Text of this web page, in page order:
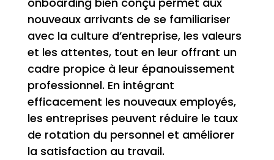
nouveaux arrivants de se familiariser
avec la culture d’entreprise, les valeurs
et les attentes, tout en leur offrant un
cadre propice à leur épanouissement
professionnel. En intégrant
efficacement les nouveaux employés,
les entreprises peuvent réduire le taux
de rotation du personnel et améliorer
la satisfaction au travail.